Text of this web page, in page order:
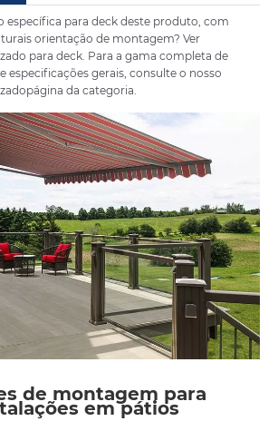
específica para deck deste produto, com
orientação de montagem? Ver
para deck. Para a gama completa de
especificações gerais, consulte o nosso
página da categoria.
de montagem para
em pátios